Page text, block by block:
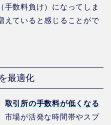
手数料負け）になってしま
えていると感じることがで
最適化
取引所の手数料が低くなる
市場が活発な時間帯やスプ